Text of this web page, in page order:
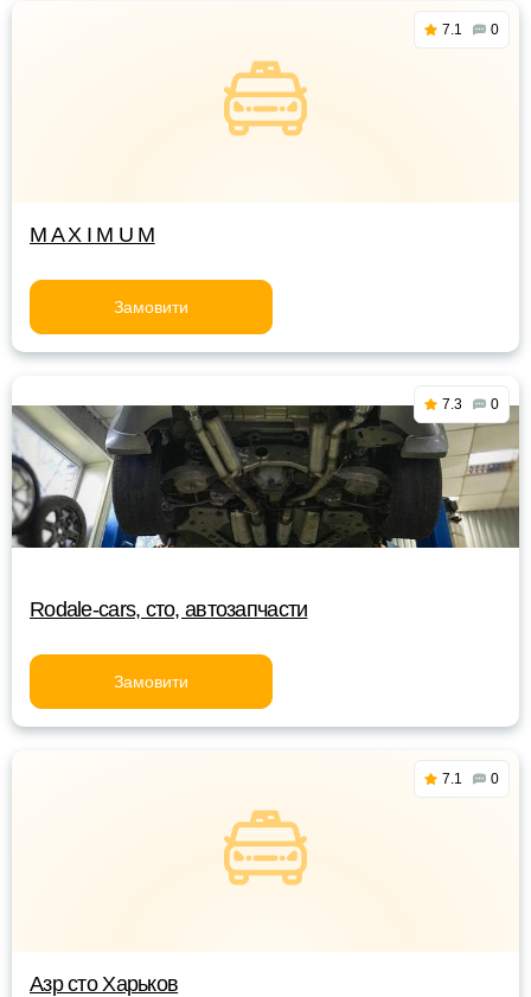
7.1 0
M A X I M U M
Замовити
7.3 0
Rodale-cars, сто, автозапчасти
Замовити
7.1 0
Азр сто Харьков